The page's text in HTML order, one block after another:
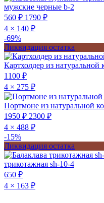
мужские черные b-2
560 ₽ 1790 ₽
4 × 140 ₽
-69%
Ликвидация остатка
Картхолдер из натуральной
1100 ₽
4 × 275 ₽
Портмоне из натуральной
1950 ₽ 2300 ₽
4 × 488 ₽
-15%
Ликвидация остатка
трикотажная sh-10-4
650 ₽
4 × 163 ₽